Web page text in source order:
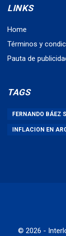
LINKS
Home
Términos y
Pauta de
TAGS
FERNANDO BÁEZ
INFLACION EN
© 2026 -